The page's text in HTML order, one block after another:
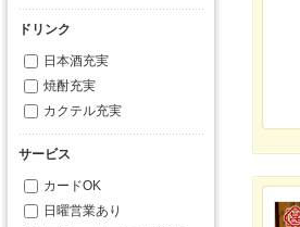
ドリンク
日本酒充実
焼酎充実
カクテル充実
サービス
カードOK
日曜営業あり